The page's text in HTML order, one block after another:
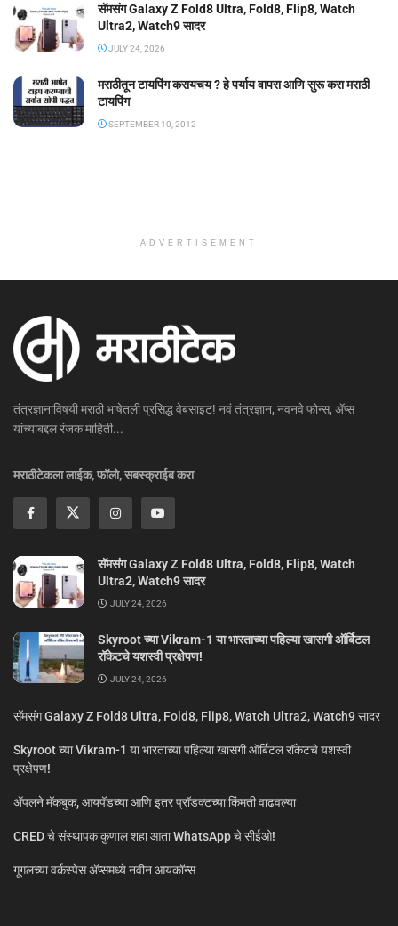
सॅमसंग Galaxy Z Fold8 Ultra, Fold8, Flip8, Watch
Ultra2, Watch9 सादर
JULY 24, 2026
मराठीतून टायपिंग करायचय ? हे पर्याय वापरा आणि सुरू करा मराठी
टायपिंग
SEPTEMBER 10, 2012
ADVERTISEMENT
तंत्रज्ञानाविषयी मराठी भाषेतली प्रसिद्ध वेबसाइट! नवं तंत्रज्ञान, नवनवे फोन्स, ॲप्स
यांच्याबद्दल रंजक माहिती...
मराठीटेकला लाईक, फॉलो, सबस्क्राईब करा
सॅमसंग Galaxy Z Fold8 Ultra, Fold8, Flip8, Watch
Ultra2, Watch9 सादर
JULY 24, 2026
Skyroot च्या Vikram-1 या भारताच्या पहिल्या खासगी ऑर्बिटल
रॉकेटचे यशस्वी प्रक्षेपण!
JULY 24, 2026
सॅमसंग Galaxy Z Fold8 Ultra, Fold8, Flip8, Watch Ultra2, Watch9 सादर
Skyroot च्या Vikram-1 या भारताच्या पहिल्या खासगी ऑर्बिटल रॉकेटचे यशस्वी
प्रक्षेपण!
ॲपलने मॅकबुक, आयपॅडच्या आणि इतर प्रॉडक्टच्या किंमती वाढवल्या
CRED चे संस्थापक कुणाल शहा आता WhatsApp चे सीईओ!
गूगलच्या वर्कस्पेस अ‍ॅप्समध्ये नवीन आयकॉन्स